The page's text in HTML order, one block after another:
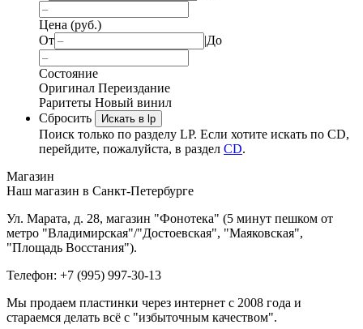
Цена (руб.)
От
|До
Состояние
Оригинал Переиздание
Раритеты Новый винил
Сбросить
Искать в lp
Поиск только по разделу LP. Если хотите искать по CD,
перейдите, пожалуйста, в раздел CD.
Магазин
Наш магазин в Санкт-Петербурге
Ул. Марата, д. 28, магазин "Фонотека" (5 минут пешком от
метро "Владимирская"/"Достоевская", "Маяковская",
"Площадь Восстания").
Телефон: +7 (995) 997-30-13
Мы продаем пластинки через интернет c 2008 года и
стараемся делать всё с "избыточным качеством".